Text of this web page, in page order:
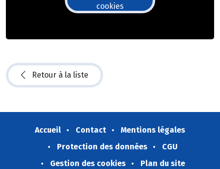
cookies
Retour à la liste
Accueil Contact
Mentions légales
Protection des données
CGU
Gestion des cookies
Plan du site